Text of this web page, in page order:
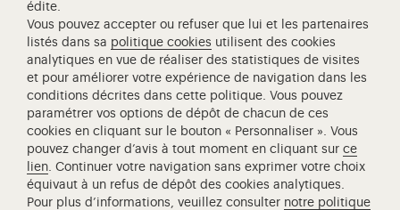
Château de Versailles Spectacles
L'Opéra royal de Versailles
Centre de recherche du château de Versailles
Centre de Musique Baroque de Versailles
Réseau des Résidences Royales Européenne
Société des Amis de Versailles
Académie équestre nationale du domaine de Versailles
Campus Versailles
édite.
Vous pouvez accepter ou refuser que lui et les partenaires
listés dans sa politique cookies utilisent des cookies
analytiques en vue de réaliser des statistiques de visites
et pour améliorer votre expérience de navigation dans les
conditions décrites dans cette politique. Vous pouvez
paramétrer vos options de dépôt de chacun de ces
cookies en cliquant sur le bouton « Personnaliser ». Vous
pouvez changer d’avis à tout moment en cliquant surce
lien. Continuer votre navigation sans exprimer votre choix
équivaut à un refus de dépôt des cookies analytiques.
Pour plus d’informations, veuillez consulter notre politique